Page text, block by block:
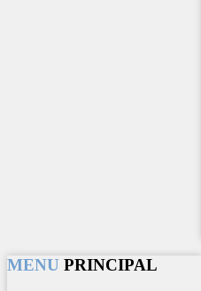
MENU PRINCIPAL